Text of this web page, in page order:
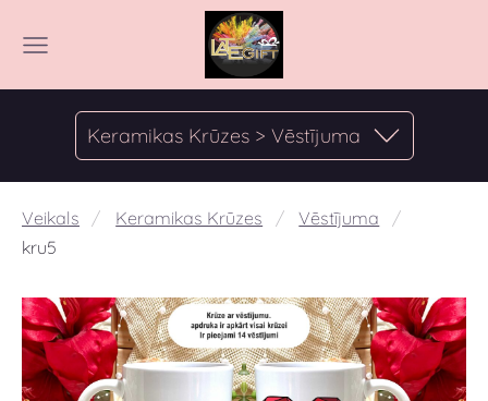
Keramikas Krūzes > Vēstījuma
Veikals Keramikas Krūzes
Vēstījuma
kru5